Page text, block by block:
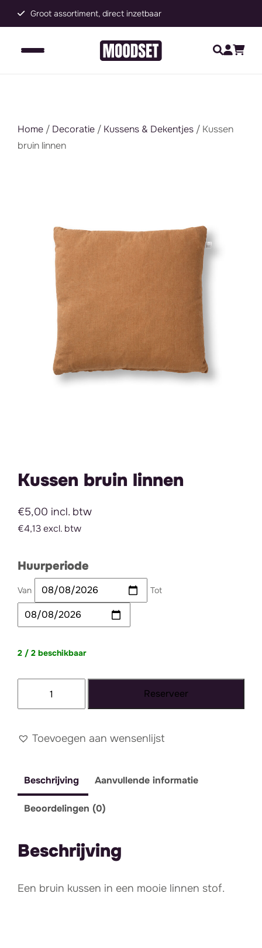
Groot assortiment, direct inzetbaar
Home / Decoratie / Kussens & Dekentjes / Kussen
bruin linnen
Kussen bruin linnen
€5,00 incl. btw
€4,13 excl. btw
Huurperiode
Van Tot
2 / 2 beschikbaar
aantal
Reserveer
Toevoegen aan wensenlijst
Beschrijving Aanvullende informatie
Beoordelingen (0)
Beschrijving
Een bruin kussen in een mooie linnen stof.